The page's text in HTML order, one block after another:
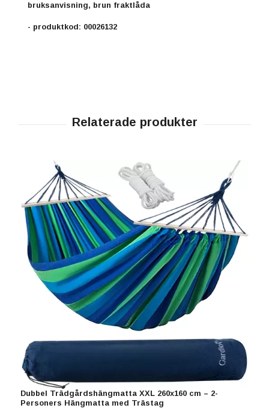
bruksanvisning, brun fraktlåda
- produktkod: 00026132
Dubbel Trädgårdshängmatta XXL 260x160 cm – 2-
Personers Hängmatta med Trästag